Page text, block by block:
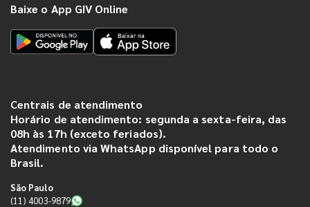
Baixe o App GIV Online
Centrais de atendimento
Horário de atendimento: segunda a sexta-feira, das
08h às 17h (exceto feriados).
Atendimento via WhatsApp disponível para todo o
Brasil.
São Paulo
(11) 4003-9879